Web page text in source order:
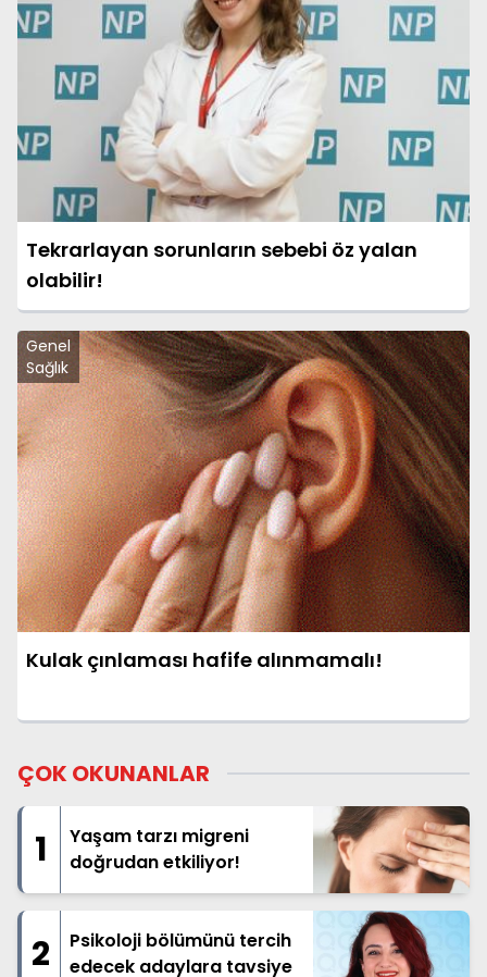
Tekrarlayan sorunların sebebi öz yalan
olabilir!
Genel
Sağlık
Kulak çınlaması hafife alınmamalı!
ÇOK OKUNANLAR
1
Yaşam tarzı migreni
doğrudan etkiliyor!
2
Psikoloji bölümünü tercih
edecek adaylara tavsiye